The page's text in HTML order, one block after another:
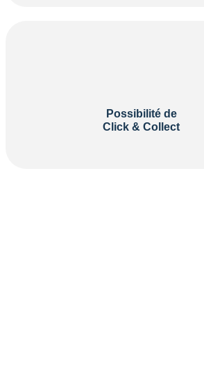
Possibilité de
Click & Collect